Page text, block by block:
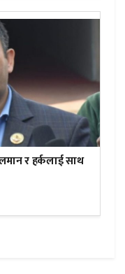
र हर्कलाई साथ